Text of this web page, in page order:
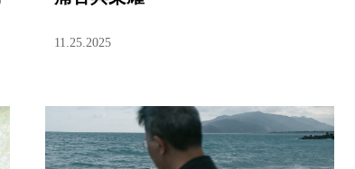
11.25.2025